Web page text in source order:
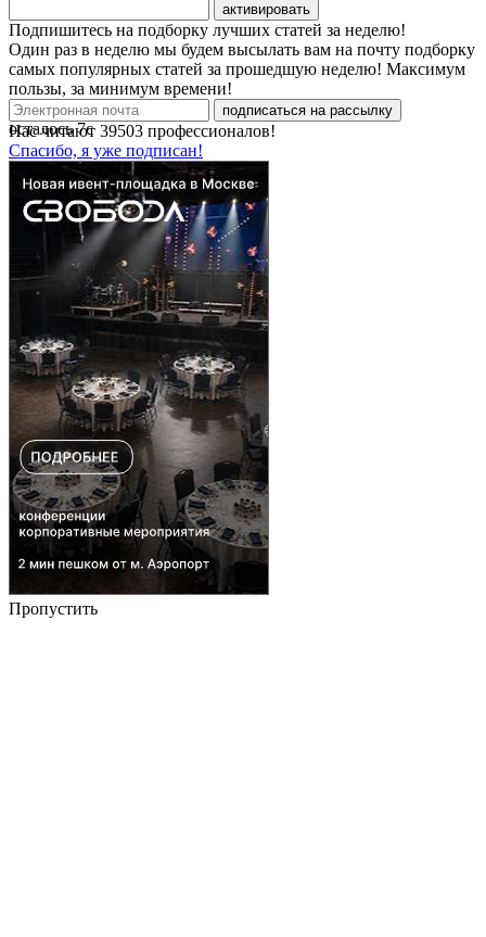
активировать
Подпишитесь на подборку лучших статей за неделю!
Один раз в неделю мы будем высылать вам на почту подборку
самых популярных статей за прошедшую неделю! Максимум
пользы, за минимум времени!
подписаться на рассылку
Нас читают 39503 профессионалов!
Спасибо, я уже подписан!
осталось7с
Пропустить